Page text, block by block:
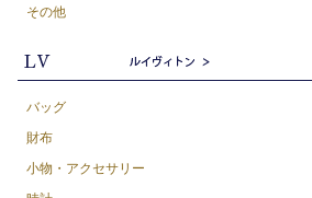
その他
バッグ
財布
小物・アクセサリー